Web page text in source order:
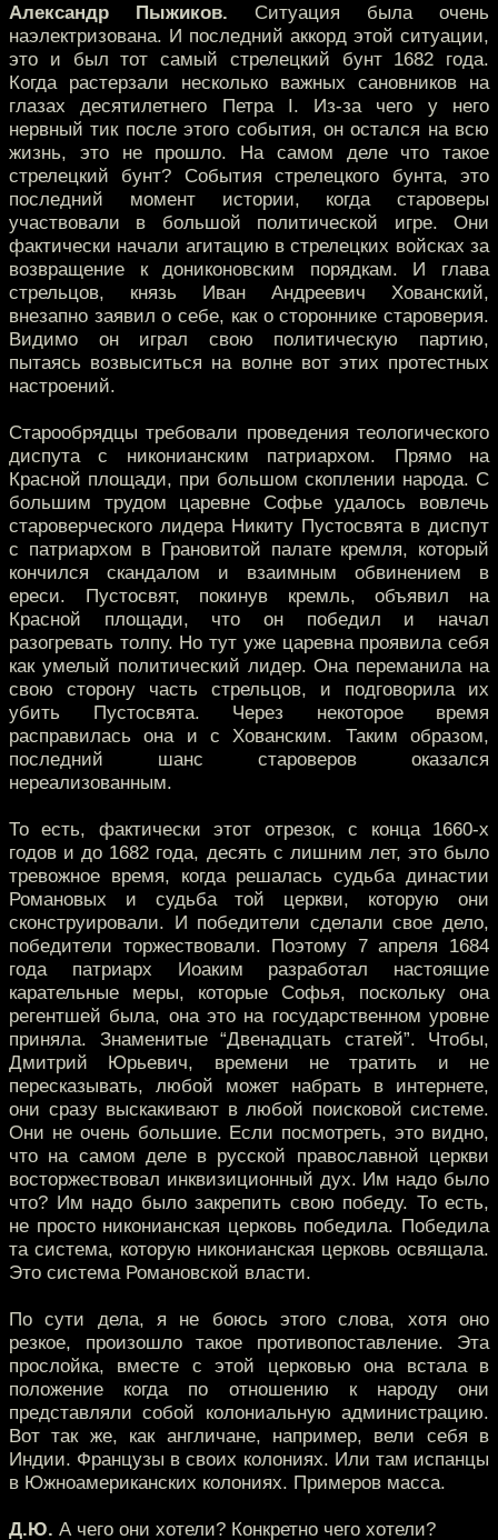
Александр Пыжиков. Ситуация была очень
наэлектризована. И последний аккорд этой ситуации,
это и был тот самый стрелецкий бунт 1682 года.
Когда растерзали несколько важных сановников на
глазах десятилетнего Петра I. Из-за чего у него
нервный тик после этого события, он остался на всю
жизнь, это не прошло. На самом деле что такое
стрелецкий бунт? События стрелецкого бунта, это
последний момент истории, когда староверы
участвовали в большой политической игре. Они
фактически начали агитацию в стрелецких войсках за
возвращение к дониконовским порядкам. И глава
стрельцов, князь Иван Андреевич Хованский,
внезапно заявил о себе, как о стороннике староверия.
Видимо он играл свою политическую партию,
пытаясь возвыситься на волне вот этих протестных
настроений.
Старообрядцы требовали проведения теологического
диспута с никонианским патриархом. Прямо на
Красной площади, при большом скоплении народа. С
большим трудом царевне Софье удалось вовлечь
староверческого лидера Никиту Пустосвята в диспут
с патриархом в Грановитой палате кремля, который
кончился скандалом и взаимным обвинением в
ереси. Пустосвят, покинув кремль, объявил на
Красной площади, что он победил и начал
разогревать толпу. Но тут уже царевна проявила себя
как умелый политический лидер. Она переманила на
свою сторону часть стрельцов, и подговорила их
убить Пустосвята. Через некоторое время
расправилась она и с Хованским. Таким образом,
последний шанс староверов оказался
нереализованным.
То есть, фактически этот отрезок, с конца 1660-х
годов и до 1682 года, десять с лишним лет, это было
тревожное время, когда решалась судьба династии
Романовых и судьба той церкви, которую они
сконструировали. И победители сделали свое дело,
победители торжествовали. Поэтому 7 апреля 1684
года патриарх Иоаким разработал настоящие
карательные меры, которые Софья, поскольку она
регентшей была, она это на государственном уровне
приняла. Знаменитые “Двенадцать статей”. Чтобы,
Дмитрий Юрьевич, времени не тратить и не
пересказывать, любой может набрать в интернете,
они сразу выскакивают в любой поисковой системе.
Они не очень большие. Если посмотреть, это видно,
что на самом деле в русской православной церкви
восторжествовал инквизиционный дух. Им надо было
что? Им надо было закрепить свою победу. То есть,
не просто никонианская церковь победила. Победила
та система, которую никонианская церковь освящала.
Это система Романовской власти.
По сути дела, я не боюсь этого слова, хотя оно
резкое, произошло такое противопоставление. Эта
прослойка, вместе с этой церковью она встала в
положение когда по отношению к народу они
представляли собой колониальную администрацию.
Вот так же, как англичане, например, вели себя в
Индии. Французы в своих колониях. Или там испанцы
в Южноамериканских колониях. Примеров масса.
Д.Ю. А чего они хотели? Конкретно чего хотели?